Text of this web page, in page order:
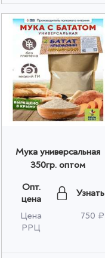
Мука универсальная
350гр. оптом
Опт.
цена
Узнать
Цена
РРЦ
750 ₽